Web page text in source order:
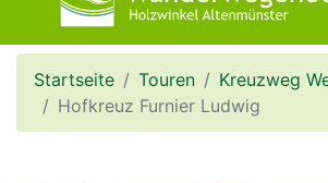
Startseite Touren
Kreuzweg
Hofkreuz Furnier Ludwig